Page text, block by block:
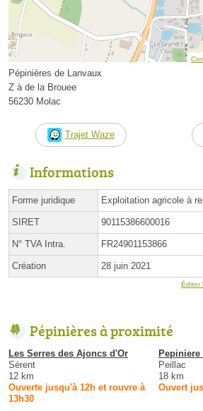
Pépinières de Lanvaux
Z à de la Brouee
56230 Molac
Trajet Waze
Informations
Forme juridique Exploitation agricole à
SIRET 90115386600016
N° TVA Intra. FR24901153866
Création 28 juin 2021
Éditer
Pépinières à proximité
Les Serres des Ajoncs d'Or
Sérent
12 km
Ouverte jusqu'à 12h et rouvre à
13h30
Peillac
18 km
Ouvert